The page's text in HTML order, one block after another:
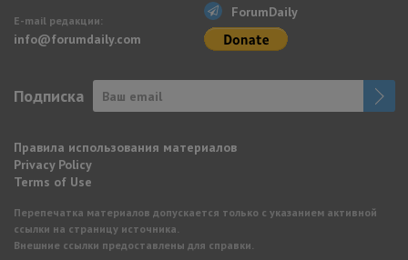
E-mail редакции:
info@forumdaily.com
ForumDaily
Подписка
Правила использования материалов
Privacy Policy
Terms of Use
Перепечатка материалов допускается только с указанием активной
ссылки на страницу источника.
Внешние ссылки предоставлены для справки.